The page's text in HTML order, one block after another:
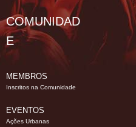
COMUNIDAD
E
MEMBROS
Inscritos na Comunidade
EVENTOS
Ações Urbanas